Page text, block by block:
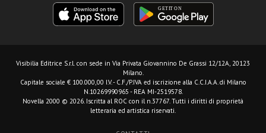
Visibilia Editrice S.r.l. con sede in Via Privata Giovannino De Grassi 12/12A, 20123
Milano.
Capitale sociale € 100.000,00 I.V. - C.F./P.IVA ed iscrizione alla C.C.I.A.A. di Milano
N.10269990965 - REA MI-2519578.
Novella 2000 © 2026. Iscritta al ROC con il n.37767. Tutti i diritti di proprietà
letteraria ed artistica riservati.